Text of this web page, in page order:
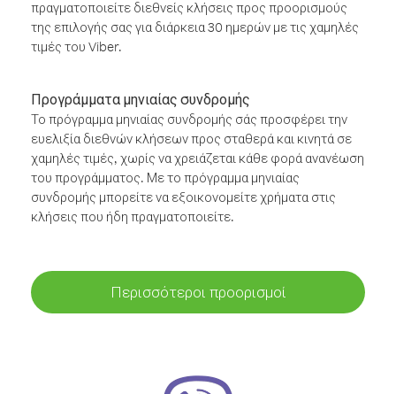
πραγματοποιείτε διεθνείς κλήσεις προς προορισμούς
της επιλογής σας για διάρκεια 30 ημερών με τις χαμηλές
τιμές του Viber.
Προγράμματα μηνιαίας συνδρομής
Το πρόγραμμα μηνιαίας συνδρομής σάς προσφέρει την
ευελιξία διεθνών κλήσεων προς σταθερά και κινητά σε
χαμηλές τιμές, χωρίς να χρειάζεται κάθε φορά ανανέωση
του προγράμματος. Με το πρόγραμμα μηνιαίας
συνδρομής μπορείτε να εξοικονομείτε χρήματα στις
κλήσεις που ήδη πραγματοποιείτε.
Περισσότεροι προορισμοί